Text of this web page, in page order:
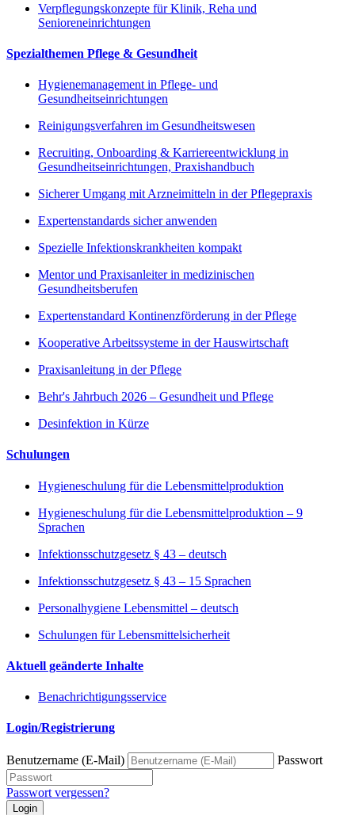
Verpflegungskonzepte für Klinik, Reha und
Senioreneinrichtungen
Spezialthemen Pflege & Gesundheit
Hygienemanagement in Pflege- und
Gesundheitseinrichtungen
Reinigungsverfahren im Gesundheitswesen
Recruiting, Onboarding & Karriereentwicklung in
Gesundheitseinrichtungen, Praxishandbuch
Sicherer Umgang mit Arzneimitteln in der Pflegepraxis
Expertenstandards sicher anwenden
Spezielle Infektionskrankheiten kompakt
Mentor und Praxisanleiter in medizinischen
Gesundheitsberufen
Expertenstandard Kontinenzförderung in der Pflege
Kooperative Arbeitssysteme in der Hauswirtschaft
Praxisanleitung in der Pflege
Behr's Jahrbuch 2026 – Gesundheit und Pflege
Desinfektion in Kürze
Schulungen
Hygieneschulung für die Lebensmittelproduktion
Hygieneschulung für die Lebensmittelproduktion – 9
Sprachen
Infektionsschutzgesetz § 43 – deutsch
Infektionsschutzgesetz § 43 – 15 Sprachen
Personalhygiene Lebensmittel – deutsch
Schulungen für Lebensmittelsicherheit
Aktuell geänderte Inhalte
Benachrichtigungsservice
Login/Registrierung
Benutzername (E-Mail) Passwort
Passwort vergessen?
Login